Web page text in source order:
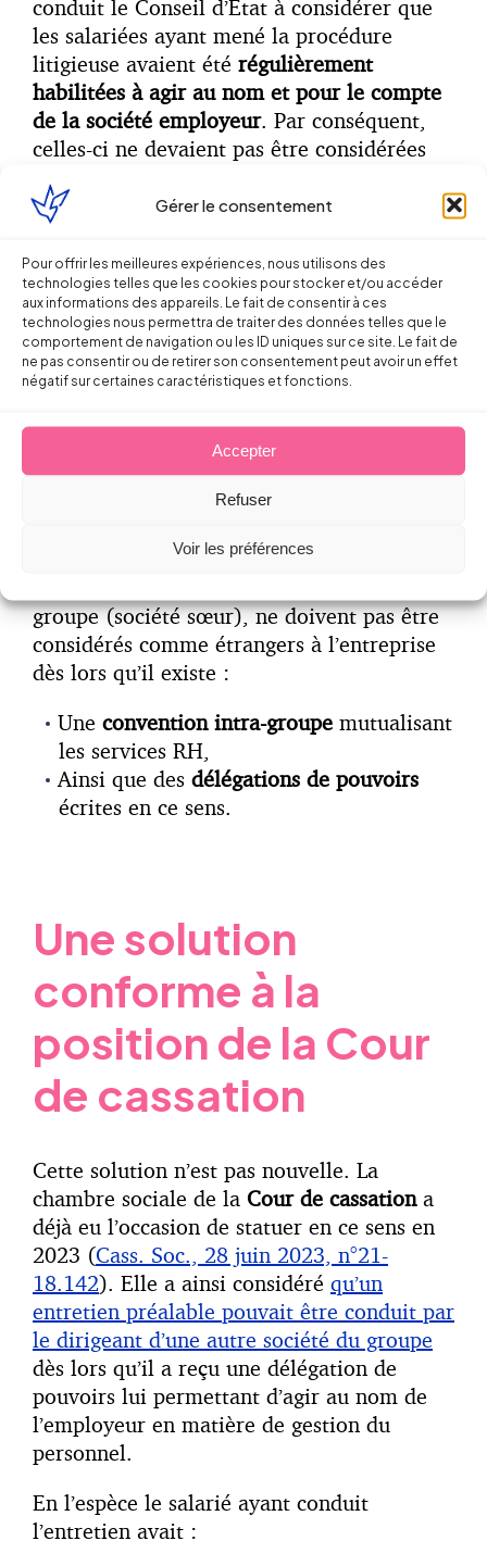
Gérer le consentement
Pour offrir les meilleures expériences, nous utilisons des
technologies telles que les cookies pour stocker et/ou accéder
aux informations des appareils. Le fait de consentir à ces
technologies nous permettra de traiter des données telles que le
comportement de navigation ou les ID uniques sur ce site. Le fait de
ne pas consentir ou de retirer son consentement peut avoir un effet
négatif sur certaines caractéristiques et fonctions.
Accepter
Refuser
Voir les préférences
conduit le Conseil d’Etat à considérer que
les salariées ayant mené la procédure
litigieuse avaient été régulièrement
habilitées à agir au nom et pour le compte
de la société employeur. Par conséquent,
celles-ci ne devaient pas être considérées
La Cour d’appel a donc pu, sans erreur de
droit, juger que la
licenciement du salarié protégéétait
régulière.
Cet arrêt ne constitue pas un revirement de
jurisprudence, puisque le principe reste le
même :
licenciement
prononcé par unepersonne étrangère à
L’intérêt de cet arrêt porte principalement
». Le Conseil d’Etat considère
groupe (société sœur), ne doivent pas être
considérés comme étrangers à l’entreprise
dès lors qu’il existe :
Une convention intra-groupe mutualisant
les services RH,
Ainsi que des délégations de pouvoirs
écrites en ce sens.
Une solution
conforme à la
position de la Cour
de cassation
Cette solution n’est pas nouvelle. La
chambre sociale de la Cour de cassationa
déjà eu l’occasion de statuer en ce sens en
2023 (Cass. Soc., 28 juin 2023, n°21-
18.142). Elle a ainsi considéré qu’un
entretien préalable pouvait être conduit par
le dirigeant d’une autre société du groupe
dès lors qu’il a reçu une délégation de
pouvoirs lui permettant d’agir au nom de
l’employeur en matière de gestion du
personnel.
En l’espèce le salarié ayant conduit
l’entretien avait :